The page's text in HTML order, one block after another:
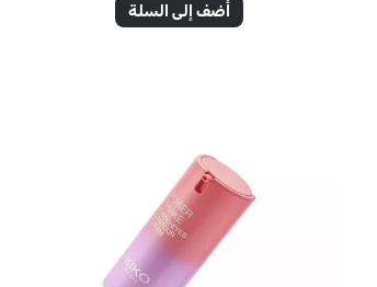
أضف إلى السلة